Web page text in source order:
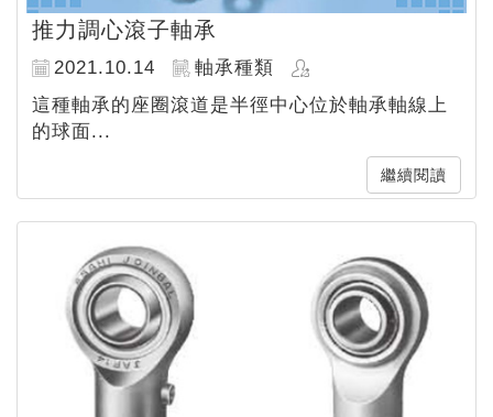
推力調心滾子軸承
2021.10.14
軸承種類
這種軸承的座圈滾道是半徑中心位於軸承軸線上
的球面...
繼續閱讀